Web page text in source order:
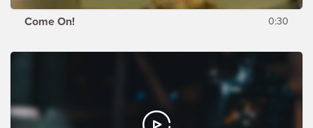
Come On! 0:30